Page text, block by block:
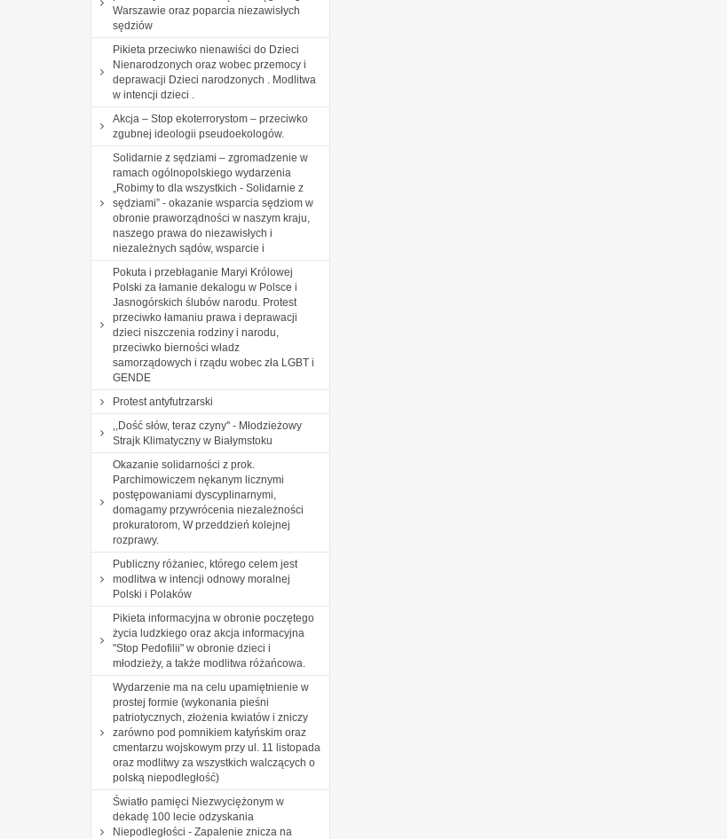
Warszawie oraz poparcia niezawisłych
sędziów
Pikieta przeciwko nienawiści do Dzieci
Nienarodzonych oraz wobec przemocy i
deprawacji Dzieci narodzonych . Modlitwa
w intencji dzieci .
Akcja – Stop ekoterrorystom – przeciwko
zgubnej ideologii pseudoekologów.
Solidarnie z sędziami – zgromadzenie w
ramach ogólnopolskiego wydarzenia
„Robimy to dla wszystkich - Solidarnie z
sędziami” - okazanie wsparcia sędziom w
obronie praworządności w naszym kraju,
naszego prawa do niezawisłych i
niezależnych sądów, wsparcie i
Pokuta i przebłaganie Maryi Królowej
Polski za łamanie dekalogu w Polsce i
Jasnogórskich ślubów narodu. Protest
przeciwko łamaniu prawa i deprawacji
dzieci niszczenia rodziny i narodu,
przeciwko bierności władz
samorządowych i rządu wobec zła LGBT i
GENDE
Protest antyfutrzarski
,,Dość słów, teraz czyny'' - Młodzieżowy
Strajk Klimatyczny w Białymstoku
Okazanie solidarności z prok.
Parchimowiczem nękanym licznymi
postępowaniami dyscyplinarnymi,
domagamy przywrócenia niezależności
prokuratorom, W przeddzień kolejnej
rozprawy.
Publiczny różaniec, którego celem jest
modlitwa w intencji odnowy moralnej
Polski i Polaków
Pikieta informacyjna w obronie poczętego
życia ludzkiego oraz akcja informacyjna
"Stop Pedofilii" w obronie dzieci i
młodzieży, a także modlitwa różańcowa.
Wydarzenie ma na celu upamiętnienie w
prostej formie (wykonania pieśni
patriotycznych, złożenia kwiatów i zniczy
zarówno pod pomnikiem katyńskim oraz
cmentarzu wojskowym przy ul. 11 listopada
oraz modlitwy za wszystkich walczących o
polską niepodległość)
Światło pamięci Niezwyciężonym w
dekadę 100 lecie odzyskania
Niepodległości - Zapalenie znicza na